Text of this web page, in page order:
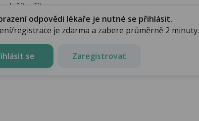
přít...
odpovědi lékaře je nutné se přihlásit.
registrace je zdarma a zabere průměrně 2 minuty.
se Zaregistrovat